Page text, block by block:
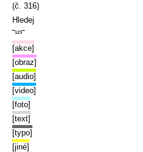
(č. 316)
Hledej
‾¹²³‾
[akce]
[obraz]
[audio]
[video]
[foto]
[text]
[typo]
[jiné]